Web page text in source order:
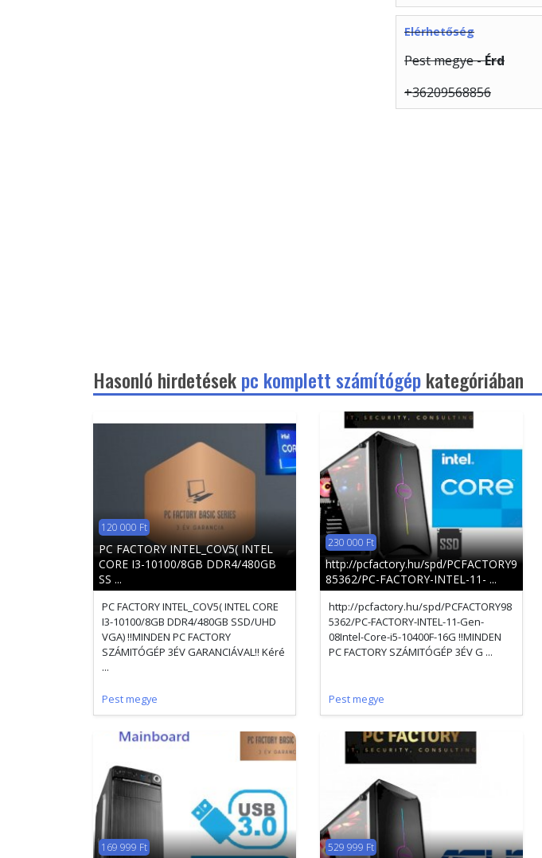
Elérhetőség
Pest megye -Érd
+36209568856
Hasonló hirdetésekpc komplett számítógépkategóriában
120 000 Ft
PC FACTORY INTEL_COV5( INTEL
CORE I3-10100/8GB DDR4/480GB
SS ...
PC FACTORY INTEL_COV5( INTEL CORE
I3-10100/8GB DDR4/480GB SSD/UHD
VGA) !!MINDEN PC FACTORY
SZÁMITÓGÉP 3ÉV GARANCIÁVAL!! Kéré
...
Pest megye
230 000 Ft
http://pcfactory.hu/spd/PCFACTORY9
85362/PC-FACTORY-INTEL-11- ...
http://pcfactory.hu/spd/PCFACTORY98
5362/PC-FACTORY-INTEL-11-Gen-
08Intel-Core-i5-10400F-16G !!MINDEN
PC FACTORY SZÁMITÓGÉP 3ÉV G ...
Pest megye
169 999 Ft 529 999 Ft